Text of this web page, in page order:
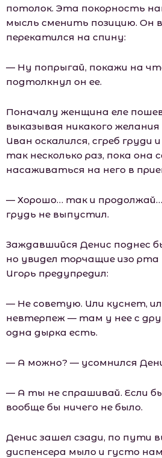
потолок. Эта покорность
мысль сменить позицию. Он
перекатился на спину:
— Ну попрыгай, покажи на
подтолкнул он ее.
Поначалу женщина еле
выказывая никакого
Иван оскалился, сгреб груди
так несколько раз, пока она
насаживаться на него в
— Хорошо… так и
грудь не выпустил.
Заждавшийся Денис поднес
но увидел торчащие изо рта
Игорь предупредил:
— Не советую. Или куснет,
невтерпеж — там у нее с
одна дырка есть.
— А можно? — усомнился
— А ты не спрашивай. Если
вообще бы ничего не было.
Денис зашел сзади, по пути
диспенсера мыло и густо